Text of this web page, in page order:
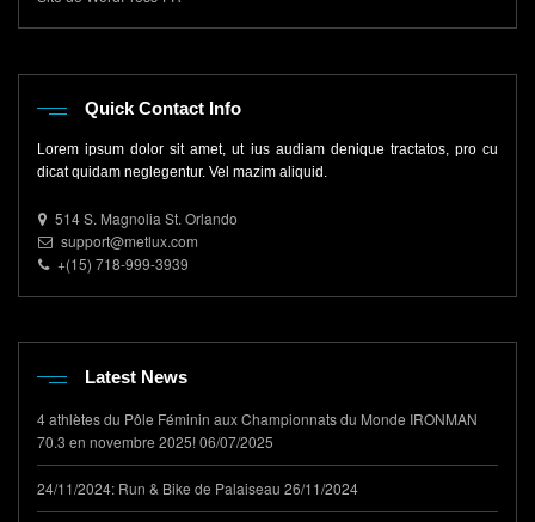
Quick Contact Info
Lorem ipsum dolor sit amet, ut ius audiam denique tractatos, pro cu
dicat quidam neglegentur. Vel mazim aliquid.
514 S. Magnolia St. Orlando
support@metlux.com
+(15) 718-999-3939
Latest News
4 athlètes du Pôle Féminin aux Championnats du Monde IRONMAN
70.3 en novembre 2025!06/07/2025
24/11/2024: Run & Bike de Palaiseau 26/11/2024